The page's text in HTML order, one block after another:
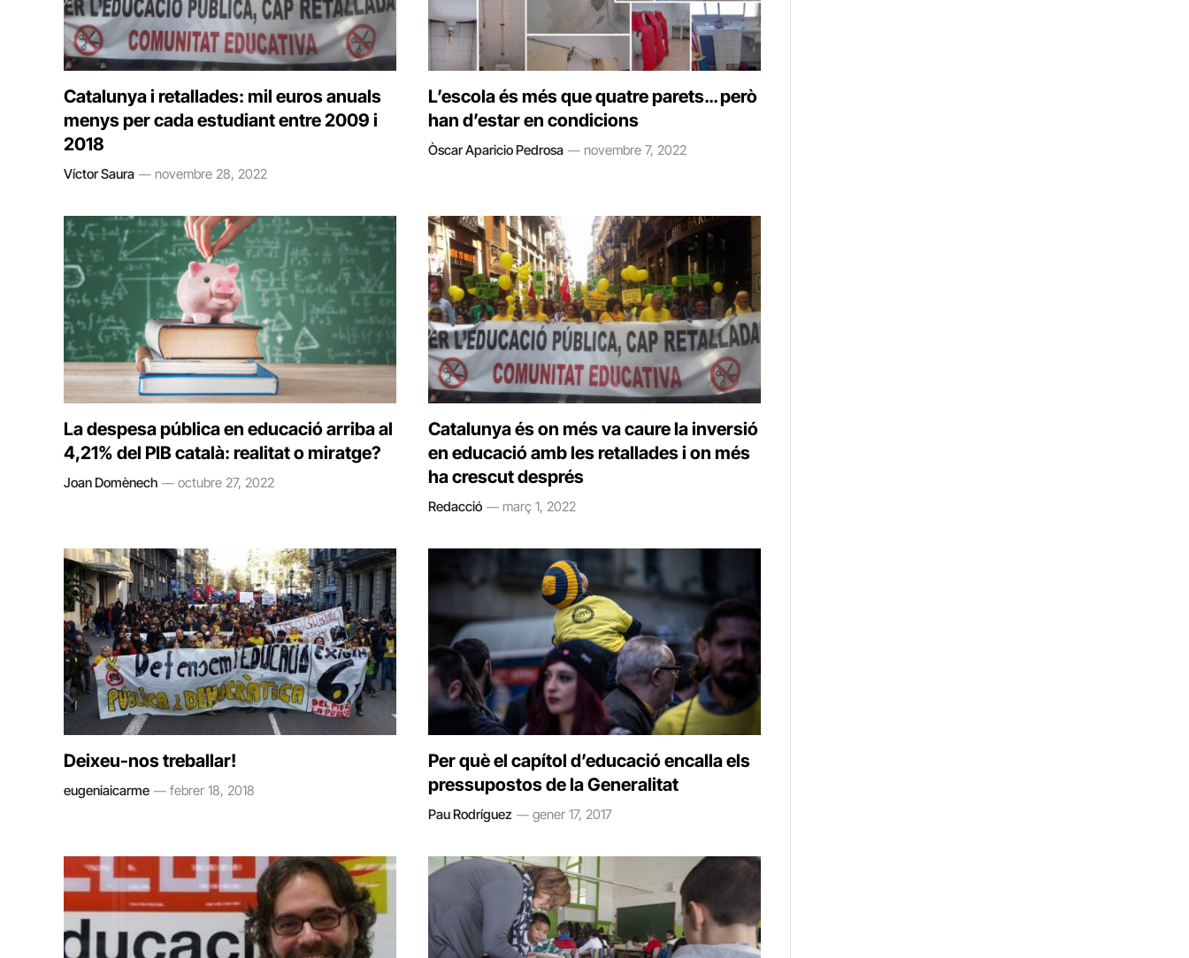
Catalunya i retallades: mil euros anuals
menys per cada estudiant entre 2009 i
2018
Víctor Saura novembre 28, 2022
L’escola és més que quatre parets… però
han d’estar en condicions
Òscar Aparicio Pedrosa novembre 7, 2022
La despesa pública en educació arriba al
4,21% del PIB català: realitat o miratge?
Joan Domènech octubre 27, 2022
Catalunya és on més va caure la inversió
en educació amb les retallades i on més
ha crescut després
Redacció març 1, 2022
Deixeu-nos treballar!
eugeniaicarme febrer 18, 2018
Per què el capítol d’educació encalla els
pressupostos de la Generalitat
Pau Rodríguez gener 17, 2017